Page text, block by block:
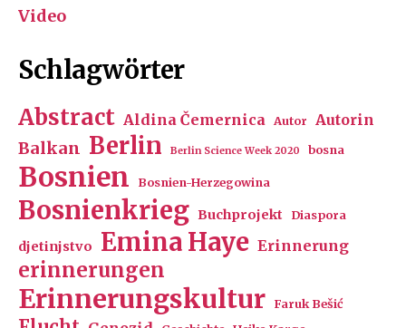
Video
Schlagwörter
Abstract Aldina Čemernica Autor Autorin
Balkan Berlin Berlin Science Week 2020 bosna
Bosnien Bosnien-Herzegowina
Bosnienkrieg Buchprojekt Diaspora
djetinjstvo Emina Haye Erinnerung
erinnerungen
Erinnerungskultur Faruk Bešić